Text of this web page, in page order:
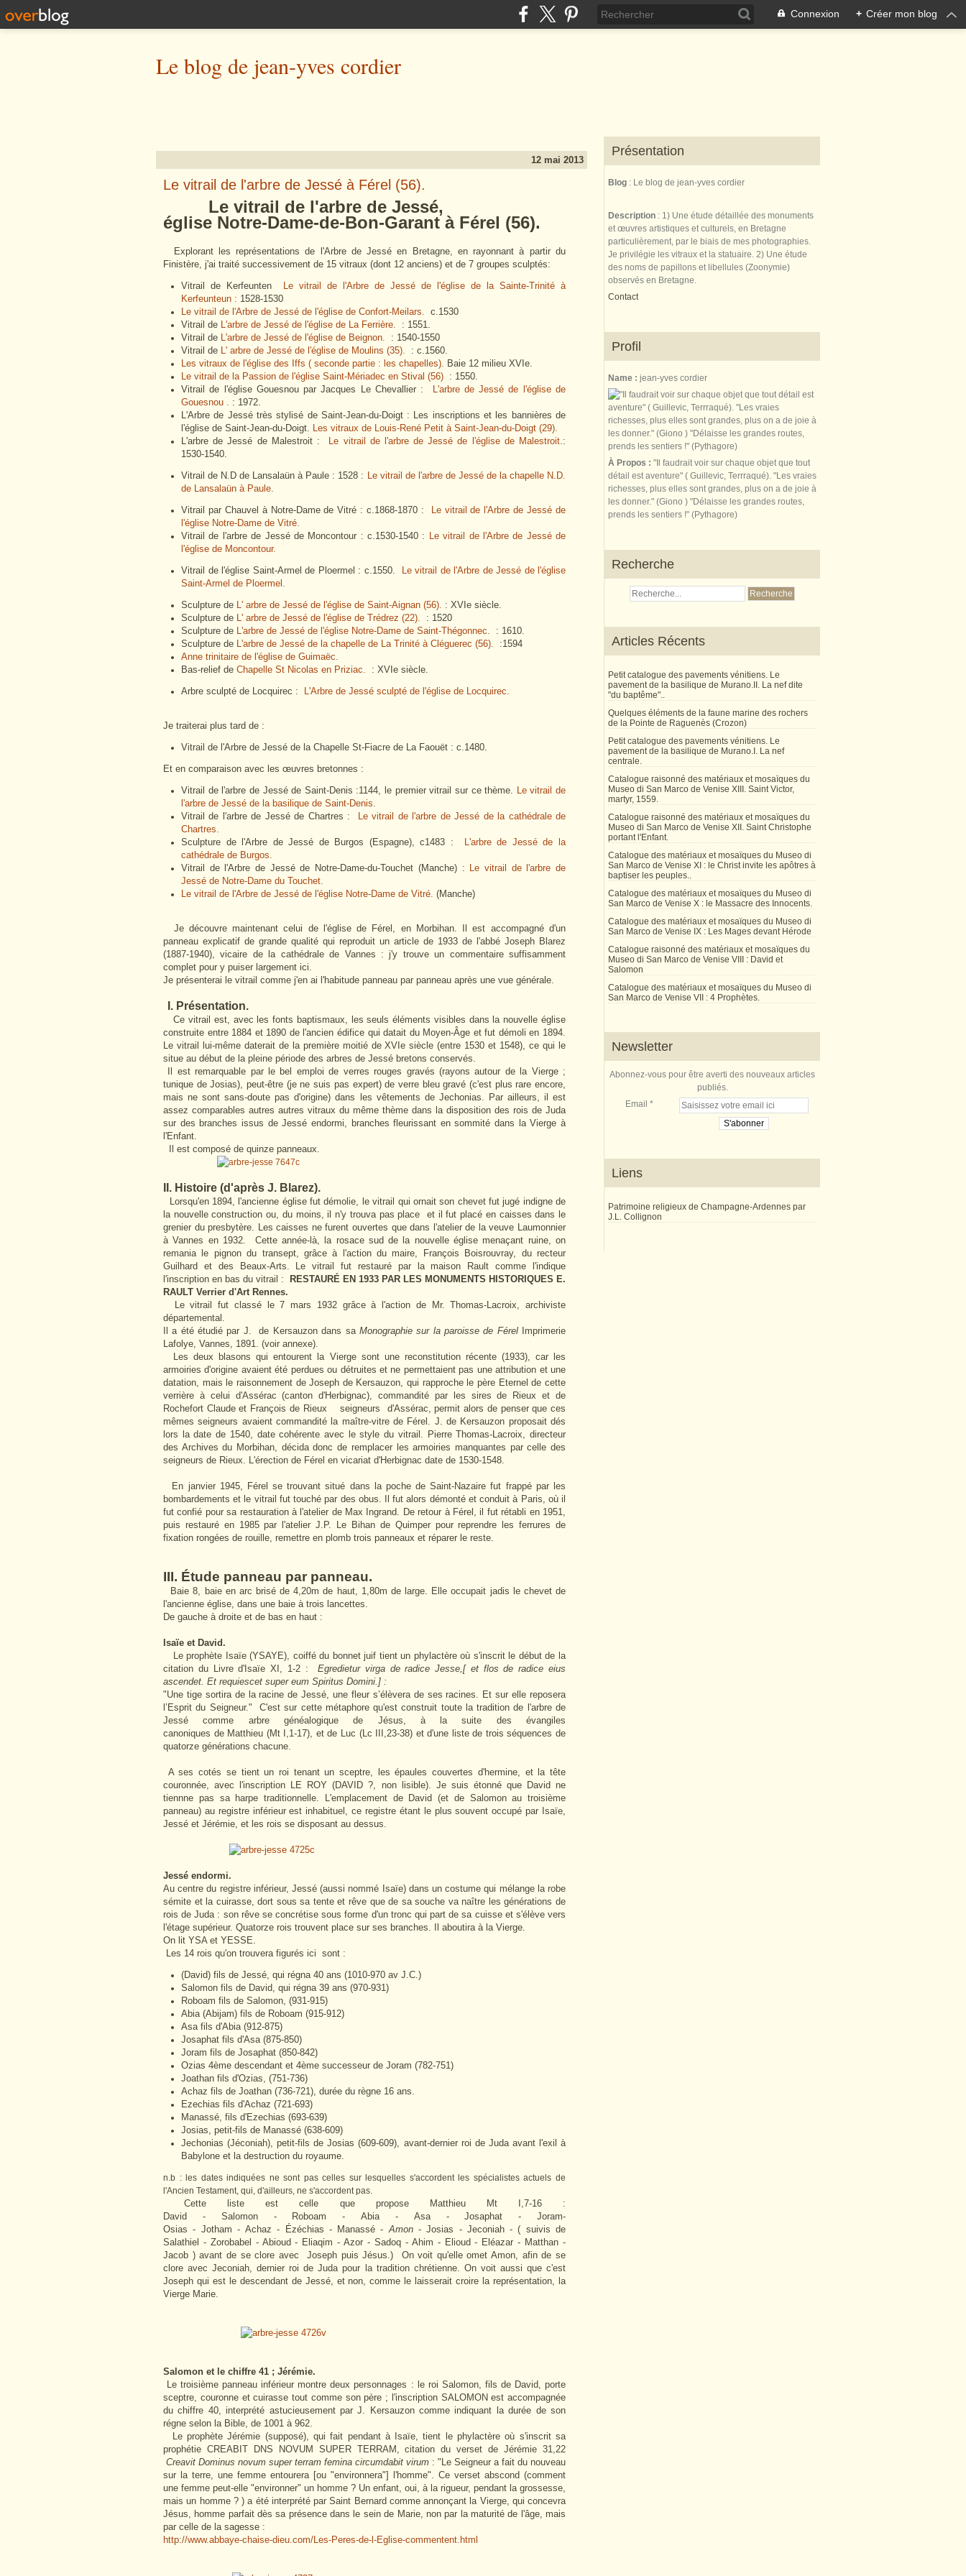
Connexion + Créer mon blog
Le blog de jean-yves cordier
12 mai 2013
Le vitrail de l'arbre de Jessé à Férel (56).
Le vitrail de l'arbre de Jessé,
église Notre-Dame-de-Bon-Garant à Férel (56).
Explorant les représentations de l'Arbre de Jessé en Bretagne, en rayonnant à partir du
Finistère, j'ai traité successivement de 15 vitraux (dont 12 anciens) et de 7 groupes sculptés:
Vitrail de Kerfeunten
Le vitrail de l'Arbre de Jessé de l'église de la Sainte-Trinité à
Kerfeunteun : 1528-1530
Le vitrail de l'Arbre de Jessé de l'église de Confort-Meilars. c.1530
Vitrail de L'arbre de Jessé de l'église de La Ferrière. : 1551.
Vitrail de L'arbre de Jessé de l'église de Beignon. : 1540-1550
Vitrail de L' arbre de Jessé de l'église de Moulins (35). : c.1560.
Les vitraux de l'église des Iffs ( seconde partie : les chapelles). Baie 12 milieu XVIe.
Le vitrail de la Passion de l'église Saint-Mériadec en Stival (56) : 1550.
Vitrail de l'église Gouesnou par Jacques Le Chevallier :
L'arbre de Jessé de l'église de
Gouesnou . : 1972.
L'Arbre de Jessé très stylisé de Saint-Jean-du-Doigt : Les inscriptions et les bannières de
l'église de Saint-Jean-du-Doigt. Les vitraux de Louis-René Petit à Saint-Jean-du-Doigt (29).
L'arbre de Jessé de Malestroit :
Le vitrail de l'arbre de Jessé de l'église de Malestroit.:
1530-1540.
Vitrail de N.D de Lansalaün à Paule : 1528 : Le vitrail de l'arbre de Jessé de la chapelle N.D.
de Lansalaün à Paule.
Vitrail par Chauvel à Notre-Dame de Vitré : c.1868-1870 :
Le vitrail de l'Arbre de Jessé de
l'église Notre-Dame de Vitré.
Vitrail de l'arbre de Jessé de Moncontour : c.1530-1540 : Le vitrail de l'Arbre de Jessé de
l'église de Moncontour.
Vitrail de l'église Saint-Armel de Ploermel : c.1550.
Le vitrail de l'Arbre de Jessé de l'église
Saint-Armel de Ploermel.
Sculpture de L' arbre de Jessé de l'église de Saint-Aignan (56). : XVIe siècle.
Sculpture de L' arbre de Jessé de l'église de Trédrez (22). : 1520
Sculpture de L'arbre de Jessé de l'église Notre-Dame de Saint-Thégonnec. : 1610.
Sculpture de L'arbre de Jessé de la chapelle de La Trinité à Cléguerec (56). :1594
Anne trinitaire de l'église de Guimaëc.
Bas-relief de Chapelle St Nicolas en Priziac. : XVIe siècle.
Arbre sculpté de Locquirec :
L'Arbre de Jessé sculpté de l'église de Locquirec.
Je traiterai plus tard de :
Vitrail de l'Arbre de Jessé de la Chapelle St-Fiacre de La Faouët : c.1480.
Et en comparaison avec les œuvres bretonnes :
Vitrail de l'arbre de Jessé de Saint-Denis :1144, le premier vitrail sur ce thème. Le vitrail de
l'arbre de Jessé de la basilique de Saint-Denis.
Vitrail de l'arbre de Jessé de Chartres :
Le vitrail de l'arbre de Jessé de la cathédrale de
Chartres.
Sculpture de l'Arbre de Jessé de Burgos (Espagne), c1483 :
L'arbre de Jessé de la
cathédrale de Burgos.
Vitrail de l'Arbre de Jessé de Notre-Dame-du-Touchet (Manche) : Le vitrail de l'arbre de
Jessé de Notre-Dame du Touchet.
Le vitrail de l'Arbre de Jessé de l'église Notre-Dame de Vitré. (Manche)
Je découvre maintenant celui de l'église de Férel, en Morbihan. Il est accompagné d'un
panneau explicatif de grande qualité qui reproduit un article de 1933 de l'abbé Joseph Blarez
(1887-1940), vicaire de la cathédrale de Vannes : j'y trouve un commentaire suffisamment
complet pour y puiser largement ici.
Je présenterai le vitrail comme j'en ai l'habitude panneau par panneau après une vue générale.
I. Présentation.
Ce vitrail est, avec les fonts baptismaux, les seuls éléments visibles dans la nouvelle église
construite entre 1884 et 1890 de l'ancien édifice qui datait du Moyen-Âge et fut démoli en 1894.
Le vitrail lui-même daterait de la première moitié de XVIe siècle (entre 1530 et 1548), ce qui le
situe au début de la pleine période des arbres de Jessé bretons conservés.
Il est remarquable par le bel emploi de verres rouges gravés (rayons autour de la Vierge ;
tunique de Josias), peut-être (je ne suis pas expert) de verre bleu gravé (c'est plus rare encore,
mais ne sont sans-doute pas d'origine) dans les vêtements de Jechonias. Par ailleurs, il est
assez comparables autres autres vitraux du même thème dans la disposition des rois de Juda
sur des branches issus de Jessé endormi, branches fleurissant en sommité dans la Vierge à
l'Enfant.
Il est composé de quinze panneaux.
II. Histoire (d'après J. Blarez).
Lorsqu'en 1894, l'ancienne église fut démolie, le vitrail qui ornait son chevet fut jugé indigne de
la nouvelle construction ou, du moins, il n'y trouva pas place et il fut placé en caisses dans le
grenier du presbytère. Les caisses ne furent ouvertes que dans l'atelier de la veuve Laumonnier
à Vannes en 1932. Cette année-là, la rosace sud de la nouvelle église menaçant ruine, on
remania le pignon du transept, grâce à l'action du maire, François Boisrouvray, du recteur
Guilhard et des Beaux-Arts. Le vitrail fut restauré par la maison Rault comme l'indique
l'inscription en bas du vitrail :
RESTAURÉ EN 1933 PAR LES MONUMENTS HISTORIQUES E.
RAULT Verrier d'Art Rennes.
Le vitrail fut classé le 7 mars 1932 grâce à l'action de Mr. Thomas-Lacroix, archiviste
départemental.
Il a été étudié par J. de Kersauzon dans sa Monographie sur la paroisse de Férel
Imprimerie
Lafolye, Vannes, 1891. (voir annexe).
Les deux blasons qui entourent la Vierge sont une reconstitution récente (1933), car les
armoiries d'origine avaient été perdues ou détruites et ne permettaient pas une attribution et une
datation, mais le raisonnement de Joseph de Kersauzon, qui rapproche le père Eternel de cette
verrière à celui d'Assérac (canton d'Herbignac), commandité par les sires de Rieux et de
Rochefort Claudeet François de Rieux seigneurs d'Assérac, permit alors de penser que ces
mêmes seigneurs avaient commandité la maître-vitre de Férel. J. de Kersauzon proposait dés
lors la date de 1540, date cohérente avec le style du vitrail. Pierre Thomas-Lacroix, directeur
des Archives du Morbihan, décida donc de remplacer les armoiries manquantes par celle des
seigneurs de Rieux. L'érection de Férel en vicariat d'Herbignac date de 1530-1548.
En janvier 1945, Férel se trouvant situé dans la poche de Saint-Nazaire fut frappé par les
bombardements et le vitrail fut touché par des obus. Il fut alors démonté et conduit à Paris, où il
fut confié pour sa restauration à l'atelier de Max Ingrand. De retour à Férel, il fut rétabli en 1951,
puis restauré en 1985 par l'atelier J.P. Le Bihan de Quimper pour reprendre les ferrures de
fixation rongées de rouille, remettre en plomb trois panneaux et réparer le reste.
III. Étude panneau par panneau.
Baie 8, baie en arc brisé de 4,20m de haut, 1,80m de large. Elle occupait jadis le chevet de
l'ancienne église, dans une baie à trois lancettes.
De gauche à droite et de bas en haut :
Isaïe et David.
Le prophète Isaïe (YSAYE), coiffé du bonnet juif tient un phylactère où s'inscrit le début de la
citation du Livre d'Isaïe XI, 1-2 :Egredietur virga de radice Jesse,[ et flos de radice eius
ascendet. Et requiescet super eum Spiritus Domini.] :
"Une tige sortira de la racine de Jessé, une fleur s’élèvera de ses racines. Et sur elle reposera
l’Esprit du Seigneur." C'est sur cette métaphore qu'est construit toute la tradition de l'arbre de
Jessé comme arbre généalogique de Jésus, à la suite des évangiles
canoniques de Matthieu (Mt I,1-17), et de Luc (Lc III,23-38) et d'une liste de trois séquences de
quatorze générations chacune.
A ses cotés se tient un roi tenant un sceptre, les épaules couvertes d'hermine, et la tête
couronnée, avec l'inscription LE ROY (DAVID ?, non lisible). Je suis étonné que David ne
tiennne pas sa harpe traditionnelle. L'emplacement de David (et de Salomon au troisième
panneau) au registre inférieur est inhabituel, ce registre étant le plus souvent occupé par Isaïe,
Jessé et Jérémie, et les rois se disposant au dessus.
Jessé endormi.
Au centre du registre inférieur, Jessé (aussi nommé Isaïe) dans un costume qui mélange la robe
sémite et la cuirasse, dort sous sa tente et rêve que de sa souche va naître les générations de
rois de Juda : son rêve se concrétise sous forme d'un tronc qui part de sa cuisse et s'élève vers
l'étage supérieur. Quatorze rois trouvent place sur ses branches. Il aboutira à la Vierge.
On lit YSA et YESSE.
Les 14 rois qu'on trouvera figurés ici sont :
(David) fils de Jessé, qui régna 40 ans (1010-970 av J.C.)
Salomon fils de David, qui régna 39 ans (970-931)
Roboam fils de Salomon, (931-915)
Abia (Abijam) fils de Roboam (915-912)
Asa fils d'Abia (912-875)
Josaphat fils d'Asa (875-850)
Joram fils de Josaphat (850-842)
Ozias 4ème descendant et 4ème successeur de Joram (782-751)
Joathan fils d'Ozias, (751-736)
Achaz fils de Joathan (736-721), durée du règne 16 ans.
Ezechias fils d'Achaz (721-693)
Manassé, fils d'Ezechias (693-639)
Josias, petit-fils de Manassé (638-609)
Jechonias (Jéconiah), petit-fils de Josias (609-609), avant-dernier roi de Juda avant l'exil à
Babylone et la destruction du royaume.
n.b : les dates indiquées ne sont pas celles sur lesquelles s'accordent les spécialistes actuels de
l'Ancien Testament, qui, d'ailleurs, ne s'accordent pas.
Cette liste est celle que propose Matthieu Mt I,7-16 :
David - Salomon - Roboam - Abia - Asa - Josaphat - Joram-
Osias - Jotham - Achaz - Ézéchias - Manassé -Amon- Josias - Jeconiah - ( suivis de
Salathiel - Zorobabel - Abioud - Eliaqim - Azor - Sadoq - Ahim - Elioud - Eléazar - Matthan -
Jacob ) avant de se clore avec Joseph puis Jésus.) On voit qu'elle omet Amon, afin de se
clore avec Jeconiah, dernier roi de Juda pour la tradition chrétienne. On voit aussi que c'est
Joseph qui est le descendant de Jessé, et non, comme le laisserait croire la représentation, la
Vierge Marie.
Salomon et le chiffre 41 ; Jérémie.
Le troisième panneau inférieur montre deux personnages : le roi Salomon, fils de David, porte
sceptre, couronne et cuirasse tout comme son père ; l'inscription SALOMON est accompagnée
du chiffre 40, interprété astucieusement par J. Kersauzon comme indiquant la durée de son
régne selon la Bible, de 1001 à 962.
Le prophète Jérémie (supposé), qui fait pendant à Isaïe, tient le phylactère où s'inscrit sa
prophétie CREABIT DNS NOVUM SUPER TERRAM, citation du verset de Jérémie 31,22
Creavit Dominus novum super terram femina circumdabit virum : "Le Seigneur a fait du nouveau
sur la terre, une femme entourera [ou "environnera"] l'homme". Ce verset abscond (comment
une femme peut-elle "environner" un homme ? Un enfant, oui, à la rigueur, pendant la grossesse,
mais un homme ? ) a été interprété par Saint Bernard comme annonçant la Vierge, qui concevra
Jésus, homme parfait dès sa présence dans le sein de Marie, non par la maturité de l'âge, mais
par celle de la sagesse :
http://www.abbaye-chaise-dieu.com/Les-Peres-de-l-Eglise-commentent.html
Présentation
Blog : Le blog de jean-yves cordier
Description : 1) Une étude détaillée des monuments
et œuvres artistiques et culturels, en Bretagne
particulièrement, par le biais de mes photographies.
Je privilégie les vitraux et la statuaire. 2) Une étude
des noms de papillons et libellules (Zoonymie)
observés en Bretagne.
Contact
Profil
Name : jean-yves cordier
À Propos : "Il faudrait voir sur chaque objet que tout
détail est aventure" ( Guillevic, Terrraqué). "Les vraies
richesses, plus elles sont grandes, plus on a de joie à
les donner." (Giono ) "Délaisse les grandes routes,
prends les sentiers !" (Pythagore)
Recherche
Articles Récents
Petit catalogue des pavements vénitiens. Le
pavement de la basilique de Murano.II. La nef dite
"du baptême"..
Quelques éléments de la faune marine des rochers
de la Pointe de Raguenès (Crozon)
Petit catalogue des pavements vénitiens. Le
pavement de la basilique de Murano.I. La nef
centrale.
Catalogue raisonné des matériaux et mosaïques du
Museo di San Marco de Venise XIII. Saint Victor,
martyr, 1559.
Catalogue raisonné des matériaux et mosaïques du
Museo di San Marco de Venise XII. Saint Christophe
portant l'Enfant.
Catalogue des matériaux et mosaïques du Museo di
San Marco de Venise XI : le Christ invite les apôtres à
baptiser les peuples..
Catalogue des matériaux et mosaïques du Museo di
San Marco de Venise X : le Massacre des Innocents.
Catalogue des matériaux et mosaïques du Museo di
San Marco de Venise IX : Les Mages devant Hérode
Catalogue raisonné des matériaux et mosaïques du
Museo di San Marco de Venise VIII : David et
Salomon
Catalogue des matériaux et mosaïques du Museo di
San Marco de Venise VII : 4 Prophètes.
Newsletter
Abonnez-vous pour être averti des nouveaux articles
publiés.
Email
Liens
Patrimoine religieux de Champagne-Ardennes par
J.L. Collignon